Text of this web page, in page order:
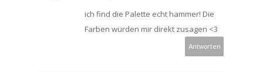
ich find die Palette echt hammer! Die
Farben würden mir direkt zusagen <3
Antworten